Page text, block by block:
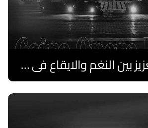
نسمة عبد العزيز بين النغم والايقاع فى صيف الأوبرا
اقرا المزيد